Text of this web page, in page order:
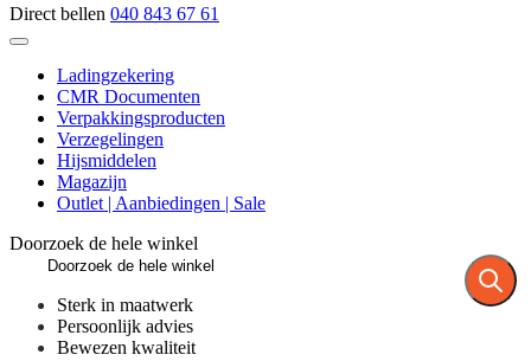
Direct bellen 040 843 67 61
Ladingzekering
CMR Documenten
Verpakkingsproducten
Verzegelingen
Hijsmiddelen
Magazijn
Outlet | Aanbiedingen | Sale
Doorzoek de hele winkel
Sterk in maatwerk
Persoonlijk advies
Bewezen kwaliteit